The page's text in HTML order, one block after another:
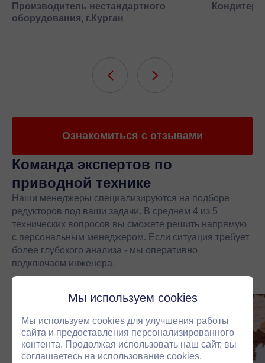
Производитель нестандартного
оборудования, г.Курган
Ознакомиться с отзывами
Команда экспертов по
приводной технике
Наши менеджеры специализируются на подборе
редукторов под ваши задачи. В среднем 4 из 5
технических вопросов вы сможете решить напрямую
с персональным менеджером. Если ситуация требует
более глубокого анализа - мы оперативно
подключаем инженера.
Мы используем cookies
Мы используем cookies для улучшения работы
сайта и предоставления персонализированного
контента. Продолжая использовать наш сайт, вы
соглашаетесь на использование cookies.